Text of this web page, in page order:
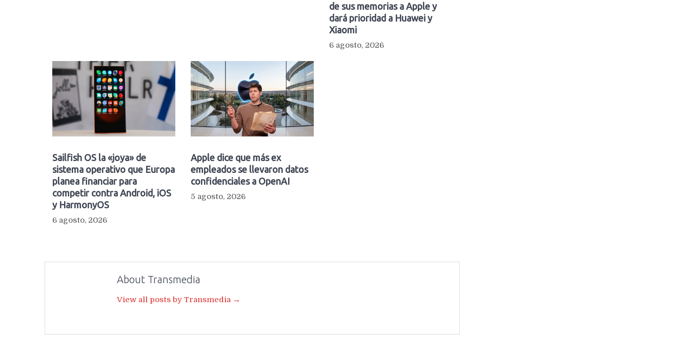
de sus memorias a Apple y
dará prioridad a Huawei y
Xiaomi
6 agosto, 2026
Sailfish OS la «joya» de
sistema operativo que Europa
planea financiar para
competir contra Android, iOS
y HarmonyOS
6 agosto, 2026
Apple dice que más ex
empleados se llevaron datos
confidenciales a OpenAI
5 agosto, 2026
About Transmedia
View all posts by Transmedia →